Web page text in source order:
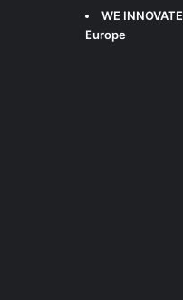
WE INNOVATE
Europe